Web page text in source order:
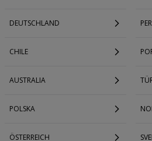
DEUTSCHLAND
CHILE
AUSTRALIA
POLSKA
ÖSTERREICH